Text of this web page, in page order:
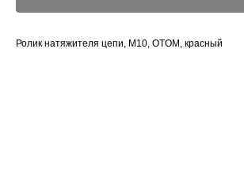
Ролик натяжителя цепи, M10, OTOM, красный